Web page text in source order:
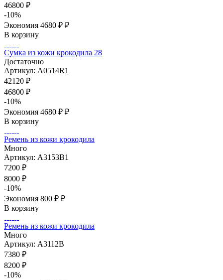
46800 ₽
-10%
Экономия 4680 ₽ ₽
В корзину
Сумка из кожи крокодила 28
Достаточно
Артикул: A0514R1
42120 ₽
46800 ₽
-10%
Экономия 4680 ₽ ₽
В корзину
Ремень из кожи крокодила
Много
Артикул: A3153B1
7200 ₽
8000 ₽
-10%
Экономия 800 ₽ ₽
В корзину
Ремень из кожи крокодила
Много
Артикул: A3112B
7380 ₽
8200 ₽
-10%